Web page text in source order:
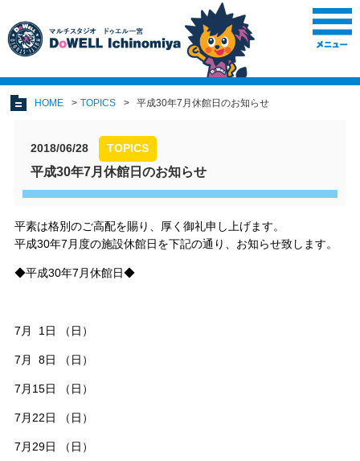
HOME TOPICS 平成30年7月休館日のお知らせ
2018/06/28 TOPICS
平成30年7月休館日のお知らせ
平素は格別のご高配を賜り、厚く御礼申し上げます。
平成30年7月度の施設休館日を下記の通り、お知らせ致します。
◆平成30年7月休館日◆
7月 1日 （日）
7月 8日 （日）
7月15日 （日）
7月22日 （日）
7月29日 （日）